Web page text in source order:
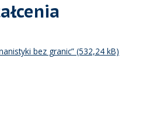
bez granic”